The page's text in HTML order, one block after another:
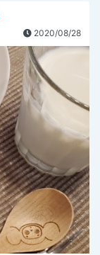
2020/08/28